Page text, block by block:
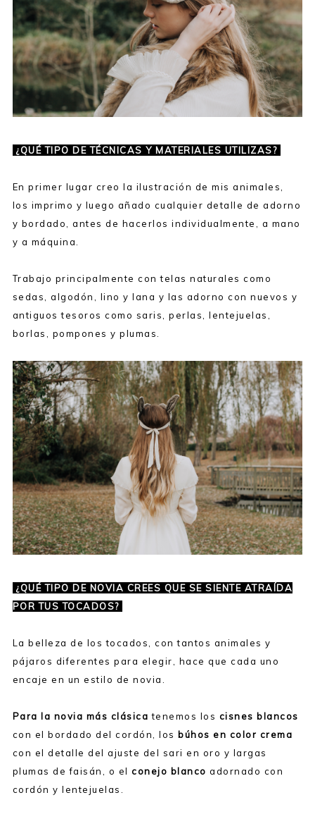
¿QUÉ TIPO DE TÉCNICAS Y MATERIALES UTILIZAS?
En primer lugar creo la ilustración de mis animales,
los imprimo y luego añado cualquier detalle de adorno
y bordado, antes de hacerlos individualmente, a mano
y a máquina.
Trabajo principalmente con telas naturales como
sedas, algodón, lino y lana y las adorno con nuevos y
antiguos tesoros como saris, perlas, lentejuelas,
borlas, pompones y plumas.
¿QUÉ TIPO DE NOVIA CREES QUE SE SIENTE ATRAÍDA
POR TUS TOCADOS?
La belleza de los tocados, con tantos animales y
pájaros diferentes para elegir, hace que cada uno
encaje en un estilo de novia.
Para la novia más clásicatenemos los cisnes blancos
con el bordado del cordón, los búhos en color crema
con el detalle del ajuste del sari en oro y largas
plumas de faisán, o elconejo blanco adornado con
cordón y lentejuelas.